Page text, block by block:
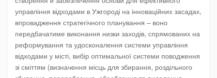
управління відходами в Ужгороді на інноваційних засадах,
впровадження стратегічного планування – воно
передбачатиме виконання низки заходів, спрямованих на
реформування та удосконалення системи управління
відходами у місті, вибір оптимальної системи поводження
зі сміттям (визначення місць для збирання, роздільного